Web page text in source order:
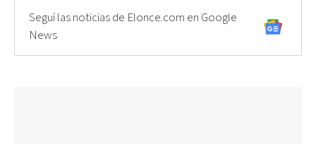
Seguí las noticias de Elonce.com en Google
News